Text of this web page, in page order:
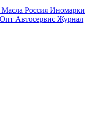
Масла Россия Иномарки
Опт Автосервис Журнал